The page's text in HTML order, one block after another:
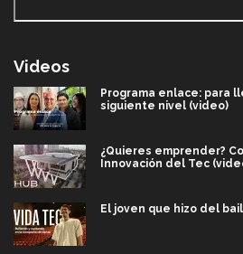
Videos
Programa enlace: para
siguiente nivel (video)
¿Quieres emprender?
Innovación del Tec
El joven que hizo del